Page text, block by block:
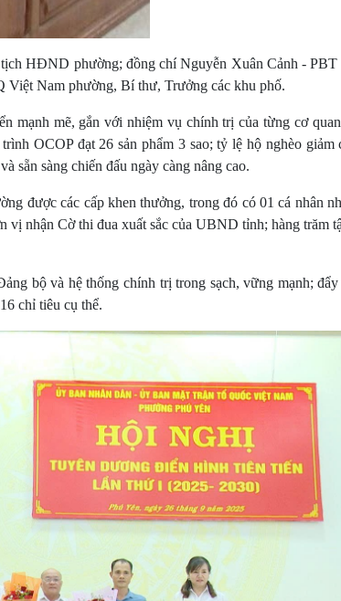
HĐND phường; đồng chí Nguyễn Xuân Cảnh -
Nam phường, Bí thư, Trưởng các khu phố.
mạnh mẽ, gắn với nhiệm vụ chính trị của từng cơ
OCOP đạt 26 sản phẩm 3 sao; tỷ lệ hộ nghèo giảm
sẵn sàng chiến đấu ngày càng nâng cao.
được các cấp khen thưởng, trong đó có 01 cá nhân
nhận Cờ thi đua xuất sắc của UBND tỉnh; hàng trăm
bộ và hệ thống chính trị trong sạch, vững mạnh;
chỉ tiêu cụ thể.